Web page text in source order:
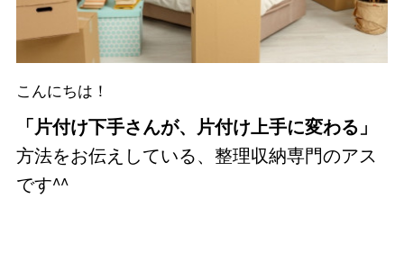
こんにちは！
「片付け下手さんが、片付け上手に変わる」
方法をお伝えしている、整理収納専門のアス
です^^